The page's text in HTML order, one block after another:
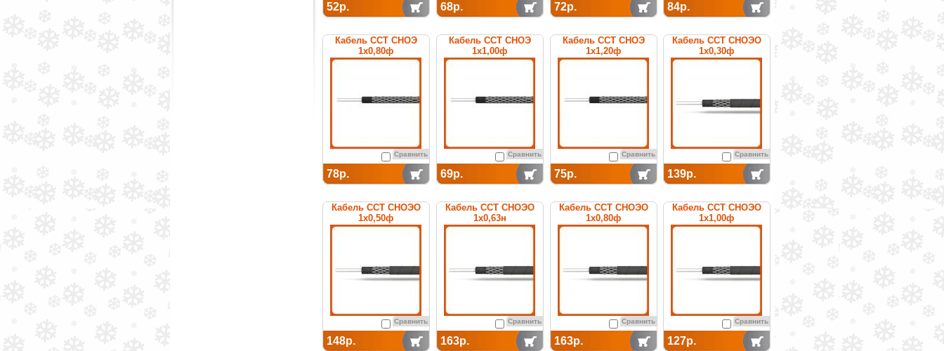
52р. 68р. 72р. 84р.
Кабель ССТ СНОЭ
1х0,80ф
нагревательный
Сравнить
78р.
Кабель ССТ СНОЭ
1х1,00ф
нагревательный
Сравнить
69р.
Кабель ССТ СНОЭ
1х1,20ф
нагревательный
Сравнить
75р.
Кабель ССТ СНОЭО
1х0,30ф
нагревательный
Сравнить
139р.
Кабель ССТ СНОЭО
1х0,50ф
нагревательный
Сравнить
148р.
Кабель ССТ СНОЭО
1х0,63н
нагревательный
Сравнить
163р.
Кабель ССТ СНОЭО
1х0,80ф
нагревательный
Сравнить
163р.
Кабель ССТ СНОЭО
1х1,00ф
нагревательный
Сравнить
127р.